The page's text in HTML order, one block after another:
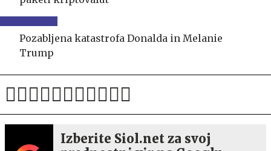
Pozabljena katastrofa Donalda in Melanie
Trump
Izberite Siol.net za svoj